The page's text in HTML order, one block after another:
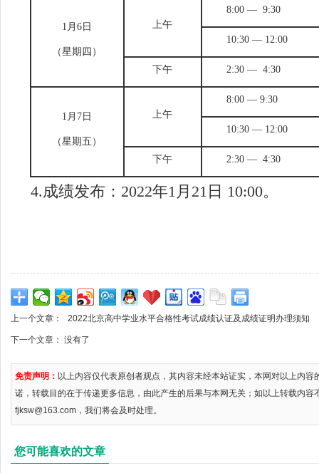
1 月 6 日
（星期四）
上午
8:00— 9:30
10:30— 12:00
下午 2:30— 4:30
1 月 7 日
（星期五）
上午
8:00— 9:30
10:30— 12:00
下午 2:30— 4:30
4.成绩发布：2022年1月21日 10:00。
上一个文章： 2022北京高中学业水平合格性考试成绩认证及成绩证明办理须知
下一个文章： 没有了
免责声明： 以上内容仅代表原创者观点，其内容未经本站证实，本网对以上内
诺，转载目的在于传递更多信息，由此产生的后果与本网无关；如以上转载内容
fjksw@163.com，我们将会及时处理。
您可能喜欢的文章